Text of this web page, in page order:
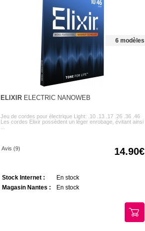
6 modèles
ELIXIRELECTRIC NANOWEB
Jeu de cordes pour électrique Light: .10 .13 .17 .26 .36 .46
Les cordes Elixir possèdent un léger enrobage, évitant ainsi
Avis (9) 14.90
Stock Internet :
En stock
Magasin Nantes :
En stock